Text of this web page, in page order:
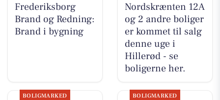
Frederiksborg
Brand og Redning:
Brand i bygning
Nordskrænten 12A
og 2 andre boliger
er kommet til salg
denne uge i
Hillerød - se
boligerne her.
BOLIGMARKED BOLIGMARKED